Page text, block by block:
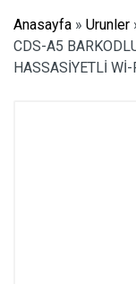
Anasayfa » Urunler
CDS-A5
HASSASİYETLİ Wİ-